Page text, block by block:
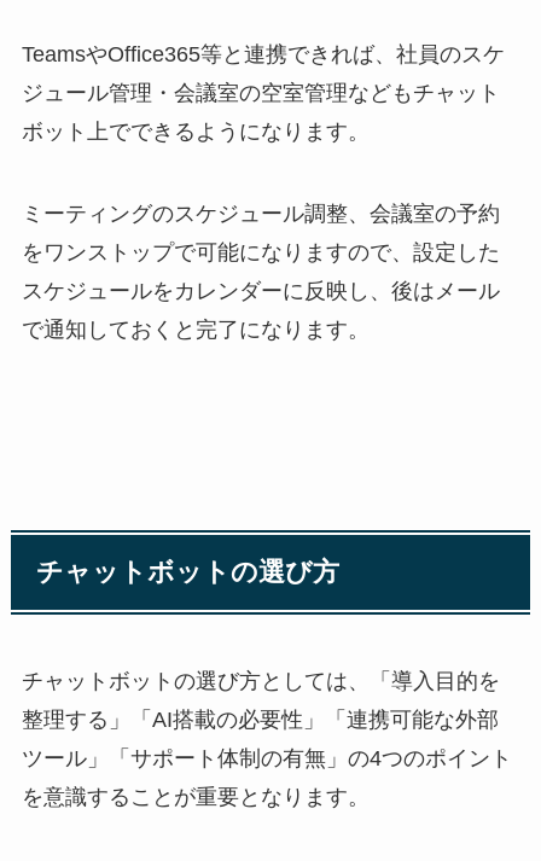
TeamsやOffice365等と連携できれば、社員のスケ
ジュール管理・会議室の空室管理などもチャット
ボット上でできるようになります。
ミーティングのスケジュール調整、会議室の予約
をワンストップで可能になりますので、設定した
スケジュールをカレンダーに反映し、後はメール
で通知しておくと完了になります。
チャットボットの選び方
チャットボットの選び方としては、「導入目的を
整理する」「 AI搭載の必要性」「連携可能な外部
ツール」「サポート体制の有無」の4つのポイント
を意識することが重要となります。